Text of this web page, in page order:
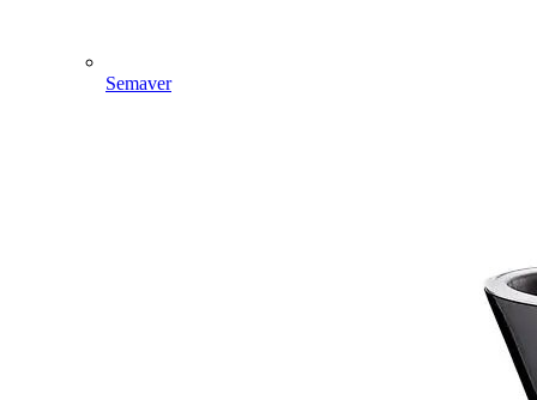
Semaver